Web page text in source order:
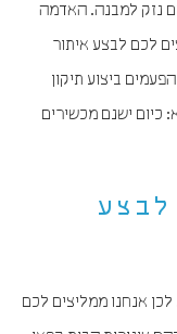
נזק למבנה. האדמה
לכם לבצע איתור
ביצוע תיקון
ישנם מכשירים
לבצע
לכן אנחנו ממליצים לכם